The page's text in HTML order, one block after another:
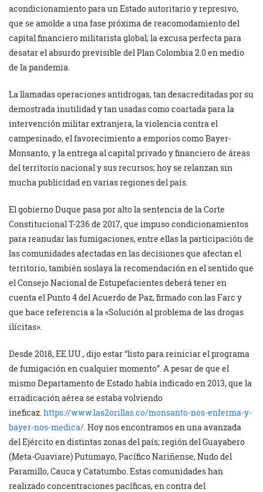
acondicionamiento para un Estado autoritario y represivo,
que se amolde a una fase próxima de reacomodamiento del
capital financiero militarista global; la excusa perfecta para
desatar el absurdo previsible del Plan Colombia 2.0 en medio
de la pandemia.
La llamadas operaciones antidrogas, tan desacreditadas por su
demostrada inutilidad y tan usadas como coartada para la
intervención militar extranjera, la violencia contra el
campesinado, el favorecimiento a emporios como Bayer-
Monsanto, y la entrega al capital privado y financiero de áreas
del territorio nacional y sus recursos; hoy se relanzan sin
mucha publicidad en varias regiones del país.
El gobierno Duque pasa por alto la sentencia de la Corte
Constitucional T-236 de 2017, que impuso condicionamientos
para reanudar las fumigaciones, entre ellas la participación de
las comunidades afectadas en las decisiones que afectan el
territorio, también soslaya la recomendación en el sentido que
el Consejo Nacional de Estupefacientes deberá tener en
cuenta el Punto 4 del Acuerdo de Paz, firmado con las Farc y
que hace referencia a la «Solución al problema de las drogas
ilícitas».
Desde 2018, EE.UU., dijo estar “listo para reiniciar el programa
de fumigación en cualquier momento”. A pesar de que el
mismo Departamento de Estado había indicado en 2013, que la
erradicación aérea se estaba volviendo
ineficaz. https://www.las2orillas.co/monsanto-nos-enferma-y-
bayer-nos-medica/ . Hoy nos encontramos en una avanzada
del Ejército en distintas zonas del país; región del Guayabero
(Meta-Guaviare) Putumayo, Pacífico Nariñense, Nudo del
Paramillo, Cauca y Catatumbo. Estas comunidades han
realizado concentraciones pacíficas, en contra del